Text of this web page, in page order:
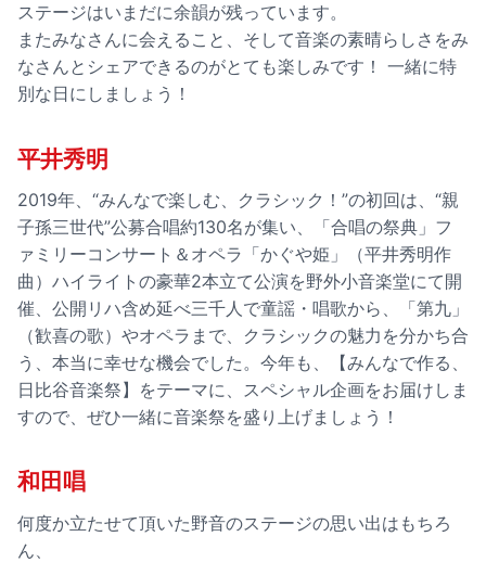
ステージはいまだに余韻が残っています。
またみなさんに会えること、そして音楽の素晴らしさをみ
なさんとシェアできるのがとても楽しみです！ 一緒に特
別な日にしましょう！
平井秀明
2019年、“みんなで楽しむ、クラシック！”の初回は、“親
子孫三世代”公募合唱約130名が集い、「合唱の祭典」フ
ァミリーコンサート＆オペラ「かぐや姫」（平井秀明作
曲）ハイライトの豪華2本立て公演を野外小音楽堂にて開
催、公開リハ含め延べ三千人で童謡・唱歌から、「第九」
（歓喜の歌）やオペラまで、クラシックの魅力を分かち合
う、本当に幸せな機会でした。今年も、【みんなで作る、
日比谷音楽祭】をテーマに、スペシャル企画をお届けしま
すので、ぜひ一緒に音楽祭を盛り上げましょう！
和田唱
何度か立たせて頂いた野音のステージの思い出はもちろ
ん、